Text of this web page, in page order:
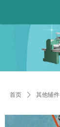
首页 ꄲ 其他辅件